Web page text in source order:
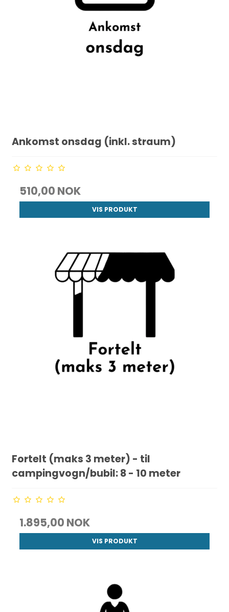
Ankomst onsdag (inkl. straum)
510,00 NOK
VIS PRODUKT
Fortelt (maks 3 meter) - til
campingvogn/bubil: 8 - 10 meter
1.895,00 NOK
VIS PRODUKT